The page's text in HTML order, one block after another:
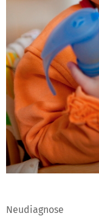
Neudiagnose